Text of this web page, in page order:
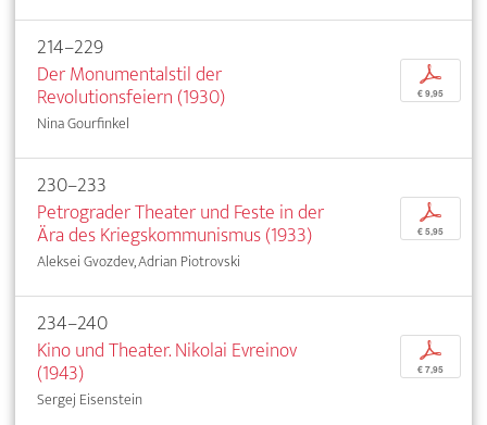
214–229
Der Monumentalstil der
Revolutionsfeiern (1930)
Nina Gourfinkel
p
€ 9,95
230–233
Petrograder Theater und Feste in der
Ära des Kriegskommunismus (1933)
Aleksei Gvozdev, Adrian Piotrovski
p
€ 5,95
234–240
Kino und Theater. Nikolai Evreinov
(1943)
Sergej Eisenstein
p
€ 7,95